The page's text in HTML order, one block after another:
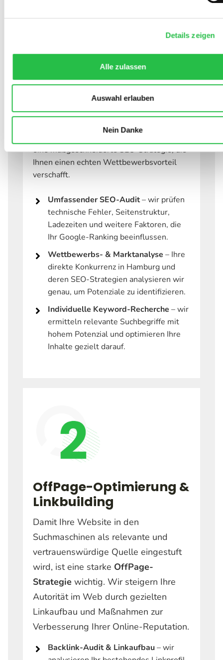
Details zeigen
Alle zulassen
Auswahl erlauben
Nein Danke
Strategie-Entwicklung
Jede erfolgreiche SEO-Optimierung beginnt
strategischen Planung. Bevor wir
Maßnahmen umsetzen, nehmen wir Ihre
Website genau unter die Lupe und
analysieren die relevanten Wettbewerber.
eine maßgeschneiderte SEO-Strategie, die
Ihnen einen echten Wettbewerbsvorteil
verschafft.
Umfassender SEO-Audit– wir prüfen
technische Fehler, Seitenstruktur,
Ladezeiten und weitere Faktoren, die
Ihr Google-Ranking beeinflussen.
Wettbewerbs- & Marktanalyse – Ihre
direkte Konkurrenz in Hamburg und
deren SEO-Strategien analysieren wir
genau, um Potenziale zu identifizieren.
Individuelle Keyword-Recherche – wir
ermitteln relevante Suchbegriffe mit
hohem Potenzial und optimieren Ihre
Inhalte gezielt darauf.
OffPage-Optimierung &
Linkbuilding
Damit Ihre Website in den
Suchmaschinen als relevante und
vertrauenswürdige Quelle eingestuft
wird, ist eine starke OffPage-
Strategie wichtig. Wir steigern Ihre
Autorität im Web durch gezielten
Linkaufbau und Maßnahmen zur
Verbesserung Ihrer Online-Reputation.
Backlink-Audit & Linkaufbau– wir